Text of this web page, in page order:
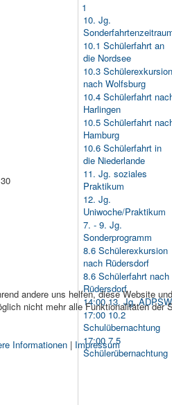
30
1
10. Jg.
10.1 Schülerfahrt an
die Nordsee
10.3 Schülerexkursion
nach Wolfsburg
10.4 Schülerfahrt
Harlingen
10.5 Schülerfahrt
Hamburg
10.6 Schülerfahrt in
die Niederlande
11. Jg. soziales
Praktikum
12. Jg.
Uniwoche/Praktikum
7. - 9. Jg.
Sonderprogramm
8.6 Schülerexkursion
nach Rüdersdorf
8.6 Schülerfahrt nach
Rüdersdorf
14:00 13. Jg. ADPSW
17:00 10.2
Schulübernachtung
17:00 7.5
Schülerübernachtung
andere uns helfen, diese Website
nicht mehr alle Funktionalitäten der
Informationen| Impressum